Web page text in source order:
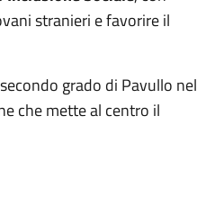
stranieri e favorire il
grado di Pavullo nel
che mette al centro il